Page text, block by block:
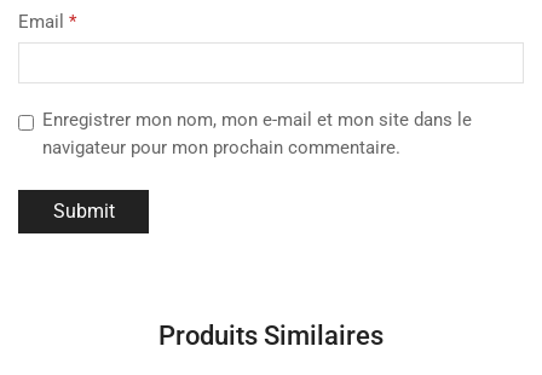
Email *
Enregistrer mon nom, mon e-mail et mon site dans le
navigateur pour mon prochain commentaire.
Produits Similaires